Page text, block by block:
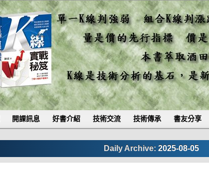
開課訊息 好書介紹 技術交流 技術傳承 書友分享
Daily Archive: 2025-08-05